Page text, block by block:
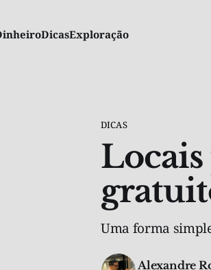
DicasExploração
DICAS
Uma forma
Alexandre